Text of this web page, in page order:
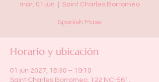
mar, 01 jun Saint Charles Borromeo
Spanish Mass
Horario y ubicación
01 jun 2027, 18:30 – 19:10
Saint Charles Borromeo, 122 NC-561,